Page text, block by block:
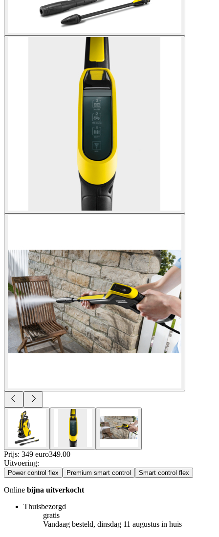
Prijs: 349 euro349.00
Uitvoering:
Power control flex Premium smart control Smart control flex
Online bijna uitverkocht
Thuisbezorgd
gratis
Vandaag besteld, dinsdag 11 augustus in huis